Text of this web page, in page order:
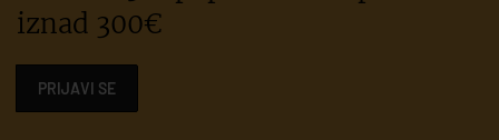
iznad 300€
PRIJAVI SE